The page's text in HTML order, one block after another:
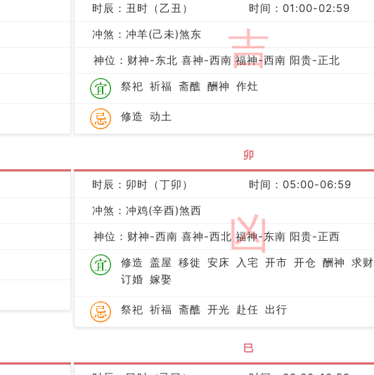
吉
时辰：丑时（乙丑）
时间：01:00-02:59
冲煞：冲羊(己未)煞东
神位：财神-东北 喜神-西南 福神-西南 阳贵-正北
祭祀 祈福 斋醮 酬神 作灶
修造 动土
卯
凶
时辰：卯时（丁卯）
时间：05:00-06:59
冲煞：冲鸡(辛酉)煞西
神位：财神-西南 喜神-西北 福神-东南 阳贵-正西
修造 盖屋 移徙 安床 入宅 开市 开仓 酬神 求财
订婚 嫁娶
祭祀 祈福 斋醮 开光 赴任 出行
巳